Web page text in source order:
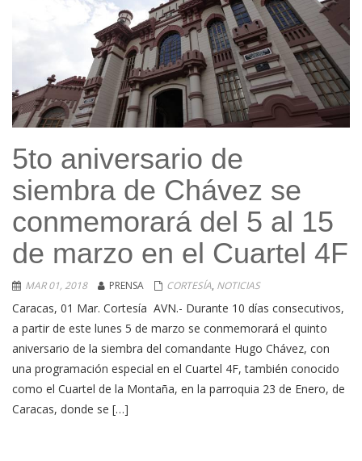
5to aniversario de
siembra de Chávez se
conmemorará del 5 al 15
de marzo en el Cuartel 4F
MAR 01, 2018 PRENSA CORTESÍA, NOTICIAS
Caracas, 01 Mar. Cortesía AVN.- Durante 10 días consecutivos,
a partir de este lunes 5 de marzo se conmemorará el quinto
aniversario de la siembra del comandante Hugo Chávez, con
una programación especial en el Cuartel 4F, también conocido
como el Cuartel de la Montaña, en la parroquia 23 de Enero, de
Caracas, donde se […]